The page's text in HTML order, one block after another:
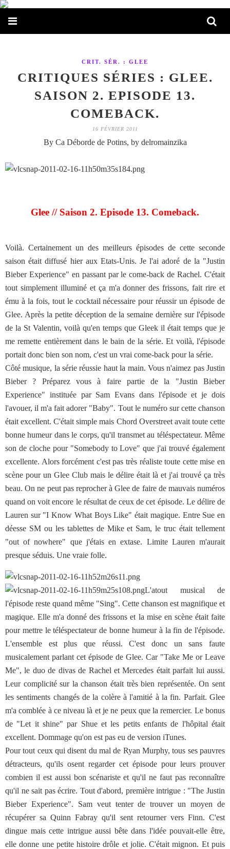
CRIT. SÉR. : GLEE
CRITIQUES SÉRIES : GLEE.
SAISON 2. EPISODE 13.
COMEBACK.
16 FÉVRIER 2011
By Ca Déborde de Potins, by delromainzika
Glee // Saison 2. Episode 13. Comeback.
Voilà. Certainement un des meilleurs épisodes de cette seconde
saison était diffusé hier aux Etats-Unis. Je l'ai adoré de la "Justin
Bieber Experience" en passant par le come-back de Rachel. C'était
tout simplement illuminé et ça m'a donner des frissons, fait rire et
ému à la fois, tout le cocktail nécessaire pour réussir un épisode de
Glee. Après la petite déception de la semaine dernière sur l'épisode
de la St Valentin, voilà qu'en temps que Gleek il était temps que je
me remette entièrement dans le bain de la série. Et voilà, l'épisode
portait donc bien son nom, c'est un vrai come-back pour la série.
Côté musique, la série réussie haut la main. Vous n'aimez pas Justin
Bieber ? Préparez vous à faire partie de la "Justin Bieber
Experience" instituée par Sam Evans dans l'épisode et je dois
l'avouer, il m'a fait adorer "Baby". Tout le numéro sur cette chanson
était excellent. C'était simple mais Chord Overstreet avait toute cette
bonne humeur dans le corps, qu'il transmet au téléspectateur. Même
son de cloche pour "Somebody to Love" que j'ai trouvé également
excellente. Alors forcément c'est pas très réaliste toute cette mise en
scène pour un Glee Club mais le délire était là et j'ai trouvé ça très
beau. On ne peut pas reprocher à Glee de faire de mauvais numéros
quand on voit encore le résultat de ceux de cet épisode. Le délire de
Lauren sur "I Know What Boys Like" était magique. Entre Sue en
déesse SM ou les tablettes de Mike et Sam, le truc était tellement
"out of nowhere" que j'étais en extase. Limite Lauren m'aurait
presque séduis. Une vraie folle.
L'atout musical de
l'épisode reste quand même "Sing". Cette chanson est magnifique et
magique. Elle m'a donné des frissons et la mise en scène était faite
pour mettre le téléspectateur de bonne humeur à la fin de l'épisode.
L'ensemble est plus que réussi. C'est donc un sans faute
musicalement parlant cet épisode de Glee. Car "Take Me or Leave
Me", le duo de divas de Rachel et Mercedes était parfait lui aussi.
Leur complicité sur la chanson était très bien représentée. On sent
les sentiments changés de la colère à l'amitié à la fin. Parfait. Glee
m'a comblée à ce niveau là et je ne peux que la remercier. Le bonus
de "Let it shine" par Shue et les petits enfants de l'hôpital était
excellent. Dommage qu'on est pas eu de version iTunes.
Pour tout ceux qui disent du mal de Ryan Murphy, tous ses pauvres
détracteurs, qu'ils osent regarder cet épisode pour leurs prouver
combien il est aussi bon scénariste et qu'il ne faut pas reconnaître
qu'il ne sait pas écrire. Tout d'abord, première intrigue : "The Justin
Bieber Experience". Sam veut tenter de trouver un moyen de
récupérer sa Quinn Fabray qu'il sent retourner vers Finn. C'est
dingue mais cette intrigue aussi bête dans l'idée pouvait-elle être,
elle donne une petite histoire drôle et jolie. C'était mignon. Et puis